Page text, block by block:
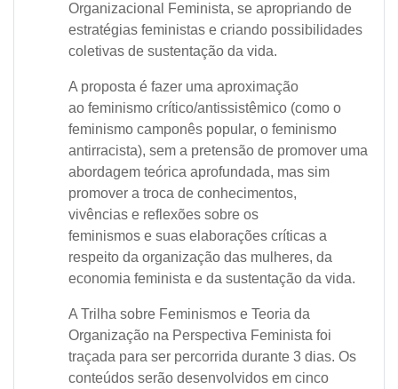
Organizacional Feminista, se apropriando de
estratégias feministas e criando possibilidades
coletivas de sustentação da vida.
A proposta é fazer uma aproximação
ao feminismo crítico/antissistêmico (como o
feminismo camponês popular, o feminismo
antirracista), sem a pretensão de promover uma
abordagem teórica aprofundada, mas sim
promover a troca de conhecimentos,
vivências e reflexões sobre os
feminismos e suas elaborações críticas a
respeito da organização das mulheres, da
economia feminista e da sustentação da vida.
A Trilha sobre Feminismos e Teoria da
Organização na Perspectiva Feminista foi
traçada para ser percorrida durante 3 dias. Os
conteúdos serão desenvolvidos em cinco